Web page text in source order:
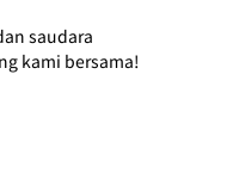
saudara
kami bersama!